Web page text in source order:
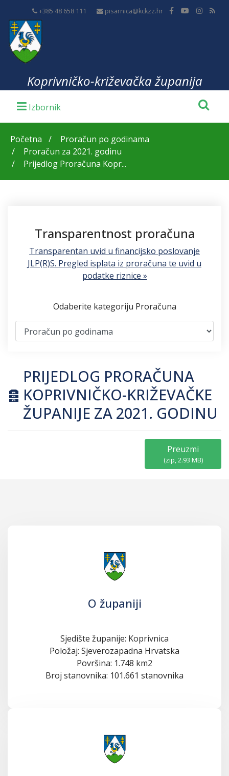
+385 48 658 111 pisarnica@kckzz.hr
Koprivničko-križevačka županija
Početna
Proračun po godinama
Proračun za 2021. godinu
Prijedlog Proračuna Kopr...
Transparentnost proračuna
Transparentan uvid u financijsko poslovanje
JLP(R)S. Pregled isplata iz proračuna te uvid u
podatke riznice »
Odaberite kategoriju Proračuna
archive
PRIJEDLOG PRORAČUNA
KOPRIVNIČKO-KRIŽEVAČKE
ŽUPANIJE ZA 2021. GODINU
Preuzmi
(zip,2.93 MB)
O županiji
Sjedište županije: Koprivnica
Položaj: Sjeverozapadna Hrvatska
Površina: 1.748 km2
Broj stanovnika: 101.661 stanovnika